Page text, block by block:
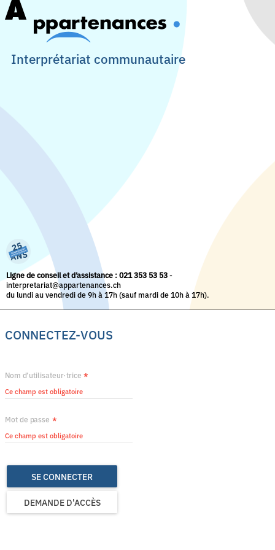
Interprétariat communautaire
Ligne de conseil et d’assistance : 021 353 53 53-
interpretariat@appartenances.ch
du lundi au vendredi de 9h à 17h (sauf mardi de 10h à 17h).
CONNECTEZ-VOUS
Nom d’utilisateur·trice *
Mot de passe *
SE CONNECTER
DEMANDE D'ACCÈS